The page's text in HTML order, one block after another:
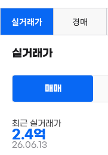
2.5억
2.5억
실거래가 경매
실거래가
매매
최근 실거래가
2.4억
26.06.13